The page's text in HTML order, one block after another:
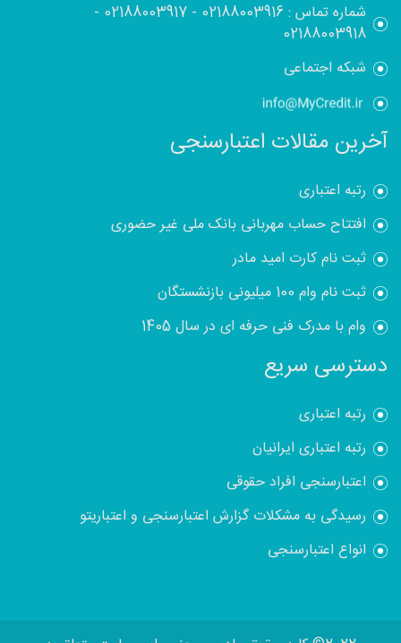
شماره تماس :02188003916
-
02188003917
-
02188003918
شبکه اجتماعی
آخرین مقالات اعتبارسنجی
رتبه اعتباری
افتتاح حساب مهربانی بانک ملی غیر حضوری
ثبت نام کارت امید مادر
ثبت نام وام 100 میلیونی بازنشستگان
وام با مدرک فنی حرفه ای در سال 1405
دسترسی سریع
رتبه اعتباری
رتبه اعتباری ایرانیان
اعتبارسنجی افراد حقوقی
رسیدگی به مشکلات گزارش اعتبارسنجی و اعتباریتو
انواع اعتبارسنجی